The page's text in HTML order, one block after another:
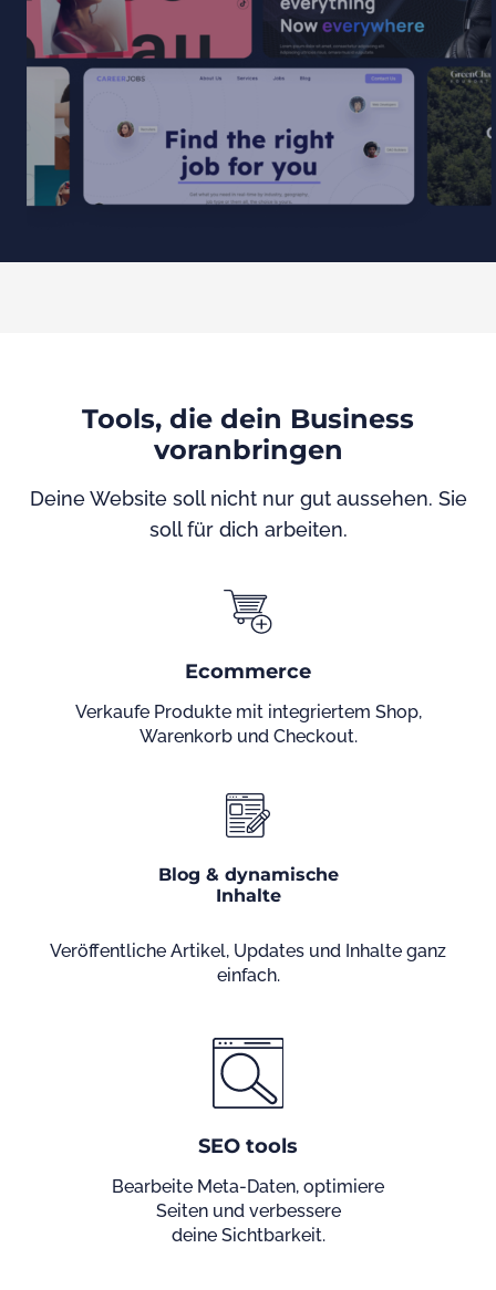
Tools, die dein Business
voranbringen
Deine Website soll nicht nur gut aussehen. Sie
soll für dich arbeiten.
Ecommerce
Verkaufe Produkte mit integriertem Shop,
Warenkorb und Checkout.
Blog & dynamische
Inhalte
Veröffentliche Artikel, Updates und Inhalte ganz
einfach.
SEO tools
Bearbeite Meta-Daten, optimiere
Seiten und verbessere
deine Sichtbarkeit.